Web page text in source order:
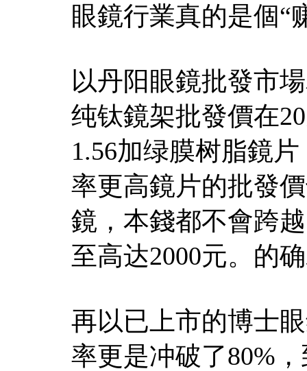
眼鏡行業真的是個“
以丹阳眼鏡批發市
纯钛鏡架批發價在
1.56加绿膜树脂鏡
率更高鏡片的批發
鏡，本錢都不會跨
至高达2000元。的
再以已上市的博士
率更是冲破了80%